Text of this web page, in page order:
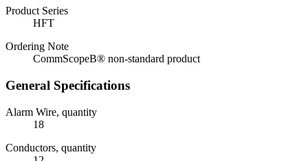
Product Series
HFT
Ordering Note
CommScopeВ® non-standard product
General Specifications
Alarm Wire, quantity
18
Conductors, quantity